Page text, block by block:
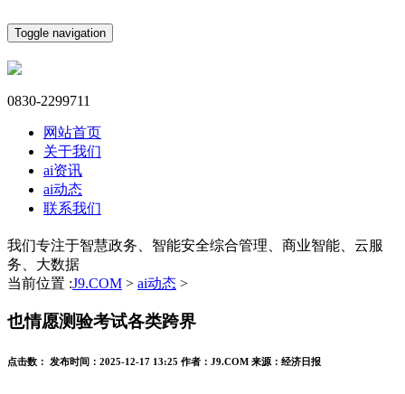
Toggle navigation
0830-2299711
网站首页
关于我们
ai资讯
ai动态
联系我们
我们专注于智慧政务、智能安全综合管理、商业智能、云服
务、大数据
当前位置 :J9.COM > ai动态 >
也情愿测验考试各类跨界
点击数： 发布时间： 2025-12-17 13:25 作者： J9.COM 来源： 经济日报